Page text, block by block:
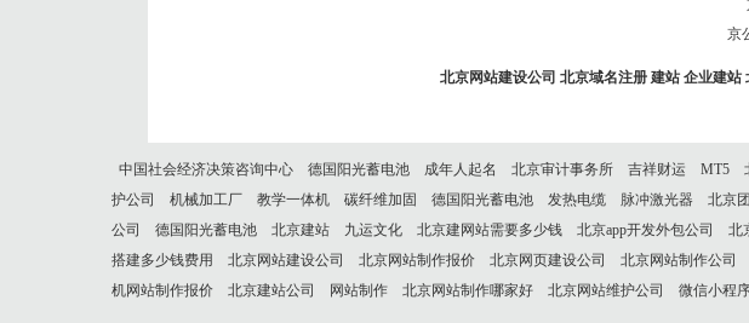
京
北京网站建设公司 北京域名注册 建站 企业建站
中国社会经济决策咨询中心 德国阳光蓄电池 成年人起名 北京审计事务所 吉祥财运 MT5
护公司
机械加工厂 教学一体机 碳纤维加固 德国阳光蓄电池 发热电缆 脉冲激光器 北京
公司
德国阳光蓄电池 北京建站 九运文化 北京建网站需要多少钱 北京app开发外包公司 北
搭建多少钱费用
北京网站建设公司 北京网站制作报价 北京网页建设公司 北京网站制作公司
机网站制作报价
北京建站公司 网站制作 北京网站制作哪家好 北京网站维护公司 微信小程